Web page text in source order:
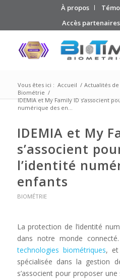
À propos
Accès partenaires
Vous êtes ici : Accueil / Actualités
Biométrie /
IDEMIA et My Family ID s’associent
numérique des en...
IDEMIA et My
s’associent
l’identité
enfants
BIOMÉTRIE
La protection de l’identité
dans notre monde
technologies biométriques, et
spécialisée dans la gestion
s’associent pour proposer